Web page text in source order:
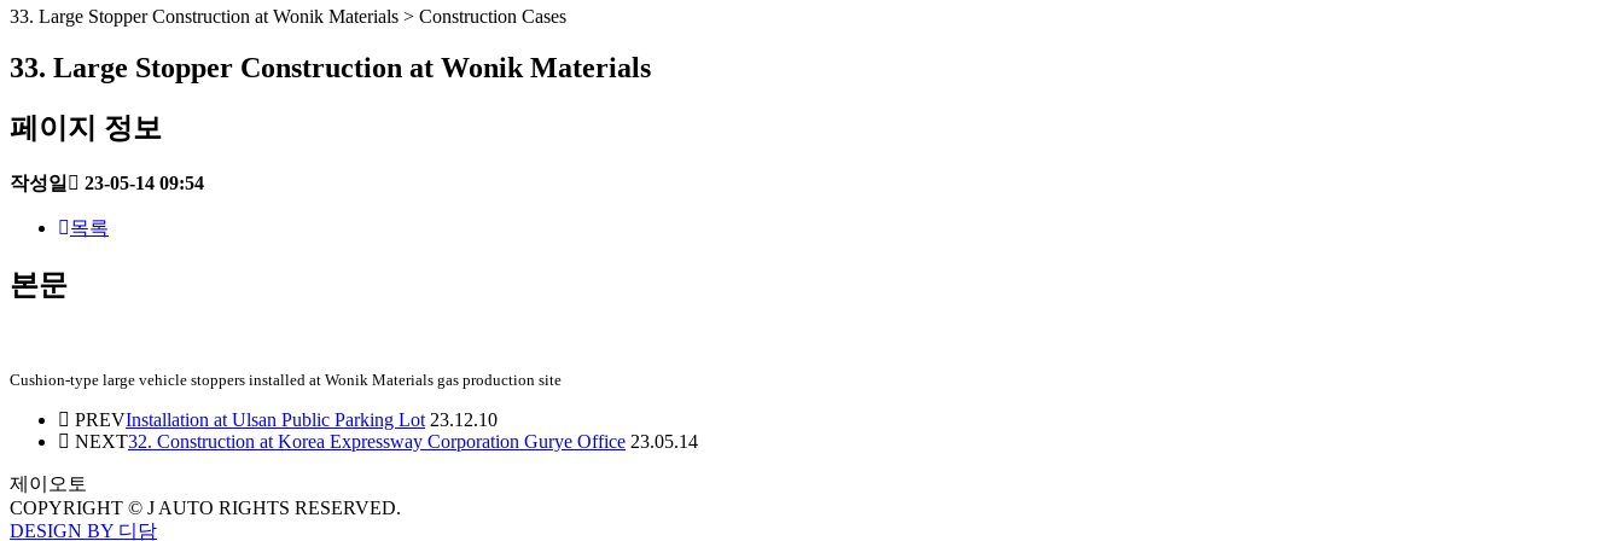
33. Large Stopper Construction at Wonik Materials > Construction Cases
33. Large Stopper Construction at Wonik Materials
페이지 정보
작성일 23-05-14 09:54
목록
본문
Cushion-type large vehicle stoppers installed at Wonik Materials gas production site
PREVInstallation at Ulsan Public Parking Lot 23.12.10
NEXT32. Construction at Korea Expressway Corporation Gurye Office 23.05.14
제이오토
COPYRIGHT © J AUTO RIGHTS RESERVED.
DESIGN BY 디담